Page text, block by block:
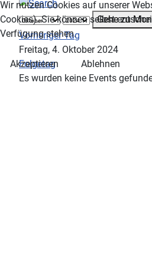
Gehe zu
Vorheriger Tag
Freitag, 4. Oktober 2024
Folgetag
Es wurden keine Events
Wir nutzen Cookies auf unserer
Cookies). Sie können selbst
Verfügung stehen.
Akzeptieren
Ablehnen